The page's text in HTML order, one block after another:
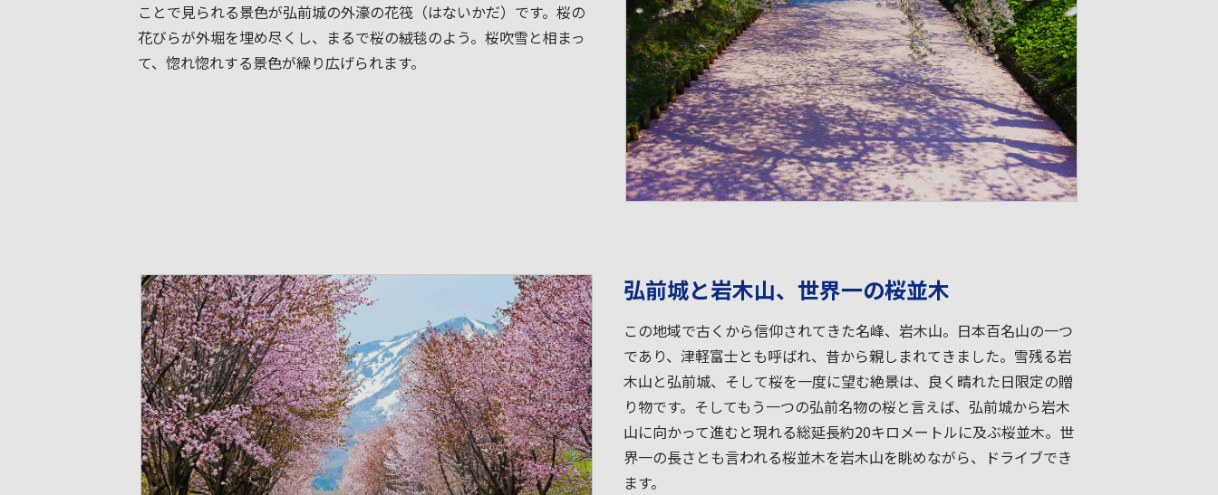
ことで見られる景色が弘前城の外濠の花筏（はないかだ）です。桜の
花びらが外堀を埋め尽くし、まるで桜の絨毯のよう。桜吹雪と相まっ
て、惚れ惚れする景色が繰り広げられます。
弘前城と岩木山、世界一の桜並木
この地域で古くから信仰されてきた名峰、岩木山。日本百名山の一つ
であり、津軽富士とも呼ばれ、昔から親しまれてきました。雪残る岩
木山と弘前城、そして桜を一度に望む絶景は、良く晴れた日限定の贈
り物です。そしてもう一つの弘前名物の桜と言えば、弘前城から岩木
山に向かって進むと現れる総延長約20キロメートルに及ぶ桜並木。世
界一の長さとも言われる桜並木を岩木山を眺めながら、ドライブでき
ます。